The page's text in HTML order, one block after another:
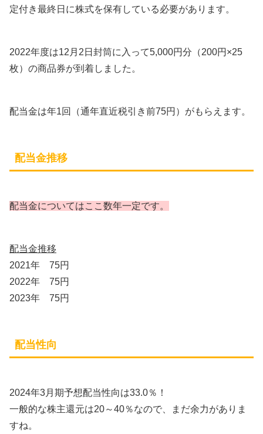
定付き最終日に株式を保有している必要があります。
2022年度は12月2日封筒に入って5,000円分（200円×25
枚）の商品券が到着しました。
配当金は年1回（通年直近税引き前75円）がもらえます。
配当金推移
配当金についてはここ数年一定です。
配当金推移
2021年 75円
2022年 75円
2023年 75円
配当性向
2024年3月期予想配当性向は33.0％！
一般的な株主還元は20～40％なので、まだ余力がありま
すね。